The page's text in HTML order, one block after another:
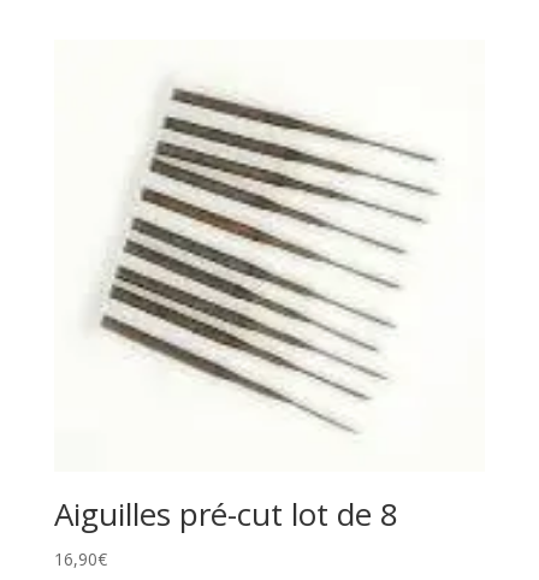
Aiguilles pré-cut lot de 8
16,90€